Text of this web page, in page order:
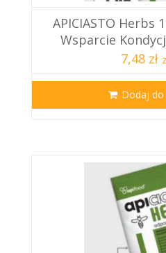
APICIASTO Herbs
Wsparcie
7,48 zł
Dodaj do